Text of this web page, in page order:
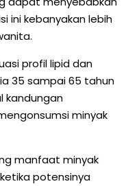
ini kebanyakan lebih
profil lipid dan
35 sampai 65 tahun
kandungan
minyak
manfaat minyak
potensinya